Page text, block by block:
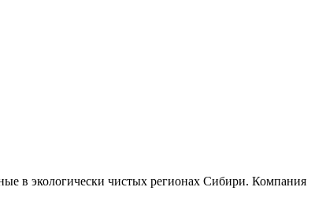
в экологически чистых регионах Сибири. Компания